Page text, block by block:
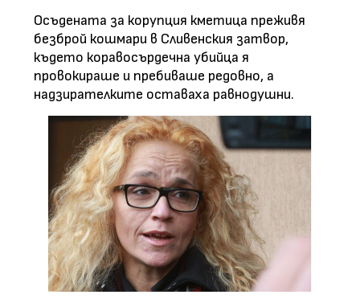
Осъдената за корупция кметица преживя
безброй кошмари в Сливенския затвор,
където коравосърдечна убийца я
провокираше и пребиваше редовно, а
надзирателките оставаха равнодушни.